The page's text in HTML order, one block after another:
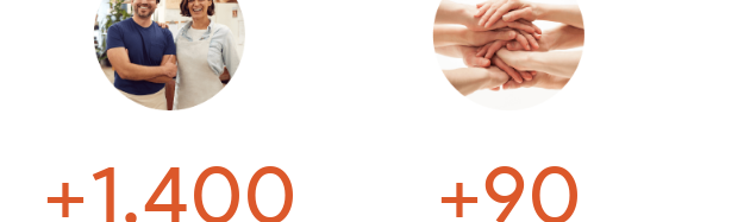
+1,400 +90